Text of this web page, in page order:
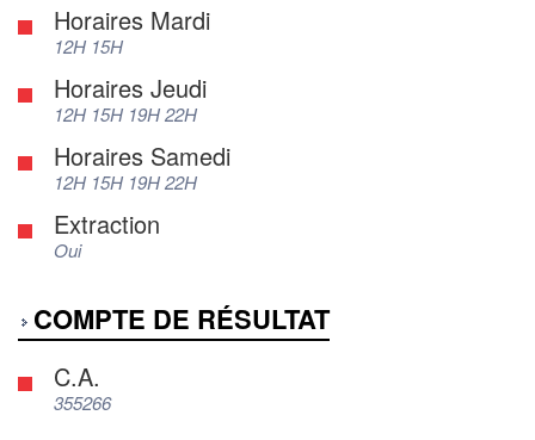
Horaires Mardi
12H 15H
Horaires Jeudi
12H 15H 19H 22H
Horaires Samedi
12H 15H 19H 22H
Extraction
Oui
COMPTE DE RÉSULTAT
C.A.
355266